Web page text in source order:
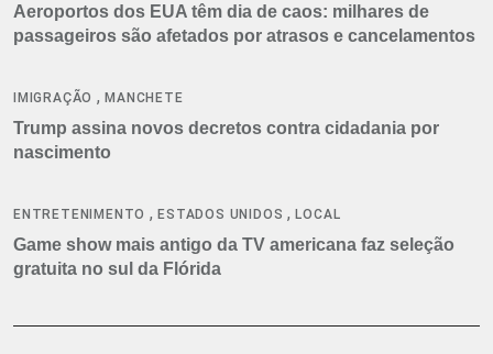
Aeroportos dos EUA têm dia de caos: milhares de
passageiros são afetados por atrasos e cancelamentos
IMIGRAÇÃO ,MANCHETE
Trump assina novos decretos contra cidadania por
nascimento
ENTRETENIMENTO ,ESTADOS UNIDOS ,LOCAL
Game show mais antigo da TV americana faz seleção
gratuita no sul da Flórida